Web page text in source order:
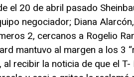
el 20 de abril pasado
negociador; Diana
2, cercanos a Rogelio
mantuvo al margen a los 3
al recibir la noticia de que el T-